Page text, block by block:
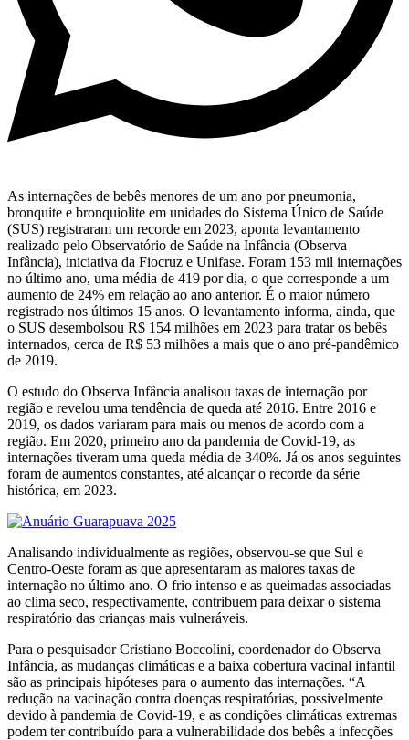
As internações de bebês menores de um ano por pneumonia,
bronquite e bronquiolite em unidades do Sistema Único de Saúde
(SUS) registraram um recorde em 2023, aponta levantamento
realizado pelo Observatório de Saúde na Infância (Observa
Infância), iniciativa da Fiocruz e Unifase. Foram 153 mil internações
no último ano, uma média de 419 por dia, o que corresponde a um
aumento de 24% em relação ao ano anterior. É o maior número
registrado nos últimos 15 anos. O levantamento informa, ainda, que
o SUS desembolsou R$ 154 milhões em 2023 para tratar os bebês
internados, cerca de R$ 53 milhões a mais que o ano pré-pandêmico
de 2019.
O estudo do Observa Infância analisou taxas de internação por
região e revelou uma tendência de queda até 2016. Entre 2016 e
2019, os dados variaram para mais ou menos de acordo com a
região. Em 2020, primeiro ano da pandemia de Covid-19, as
internações tiveram uma queda média de 340%. Já os anos seguintes
foram de aumentos constantes, até alcançar o recorde da série
histórica, em 2023.
Analisando individualmente as regiões, observou-se que Sul e
Centro-Oeste foram as que apresentaram as maiores taxas de
internação no último ano. O frio intenso e as queimadas associadas
ao clima seco, respectivamente, contribuem para deixar o sistema
respiratório das crianças mais vulneráveis.
Para o pesquisador Cristiano Boccolini, coordenador do Observa
Infância, as mudanças climáticas e a baixa cobertura vacinal infantil
são as principais hipóteses para o aumento das internações. “A
redução na vacinação contra doenças respiratórias, possivelmente
devido à pandemia de Covid-19, e as condições climáticas extremas
podem ter contribuído para a vulnerabilidade dos bebês a infecções